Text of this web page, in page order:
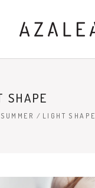
SHAPE
SUMMER / LIGHT SHAPE